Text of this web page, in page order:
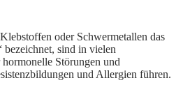
oder Schwermetallen das
sind in vielen
Störungen und
und Allergien führen.